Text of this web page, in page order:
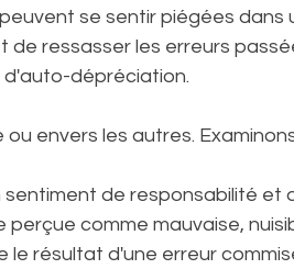
se sentir piégées dans
ressasser les erreurs
dépréciation.
envers les autres.
sentiment de responsabilité et
comme mauvaise,
résultat d'une erreur